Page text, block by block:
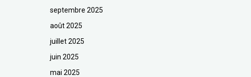
septembre 2025
août 2025
juillet 2025
juin 2025
mai 2025